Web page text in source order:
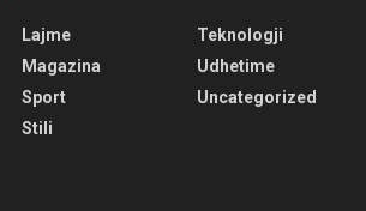
Lajme
Magazina
Sport
Stili
Teknologji
Udhetime
Uncategorized